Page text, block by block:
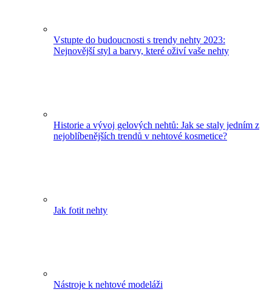
Vstupte do budoucnosti s trendy nehty 2023:
Nejnovější styl a barvy, které oživí vaše nehty
Historie a vývoj gelových nehtů: Jak se staly jedním z
nejoblíbenějších trendů v nehtové kosmetice?
Jak fotit nehty
Nástroje k nehtové modeláži